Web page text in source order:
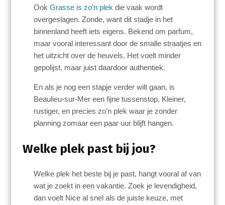
OokGrasse is zo’n plek die vaak wordt
overgeslagen. Zonde, want dit stadje in het
binnenland heeft iets eigens. Bekend om parfum,
maar vooral interessant door de smalle straatjes en
het uitzicht over de heuvels. Het voelt minder
gepolijst, maar juist daardoor authentiek.
En als je nog een stapje verder wilt gaan, is
Beaulieu-sur-Mer een fijne tussenstop. Kleiner,
rustiger, en precies zo’n plek waar je zonder
planning zomaar een paar uur blijft hangen.
Welke plek past bij jou?
Welke plek het beste bij je past, hangt vooral af van
wat je zoekt in een vakantie. Zoek je levendigheid,
dan voelt Nice al snel als de juiste keuze, met